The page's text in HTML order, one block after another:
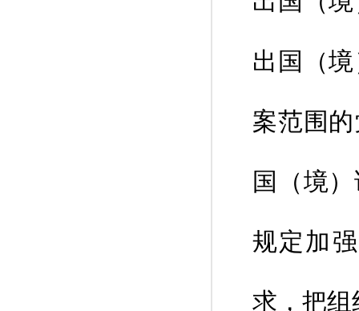
出国（
案范围
国（境
规定加
求，把